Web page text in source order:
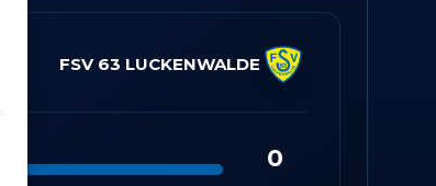
FSV 63 LUCKENWALDE
0